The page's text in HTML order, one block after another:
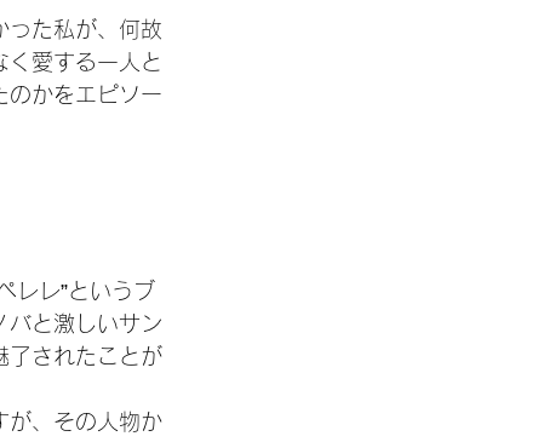
った私が、何故
愛する一人と
のかをエピソー
レレ”というブ
バと激しいサン
了されたことが
が、その人物か